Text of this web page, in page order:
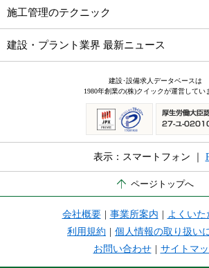
施工管理のテクニック
建設・プラント業界 最新ニュース
建設･設備求人データベースは
1980年創業の(株)クイックが運営してい
表示：スマートフォン ｜
ページトップへ
会社概要 事業所案内
よくいた
利用規約
個人情報の取り扱い
お問い合わせ
サイトマ